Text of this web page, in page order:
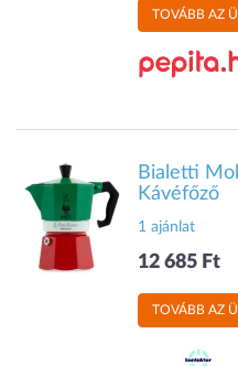
TOVÁBB AZ
Bialetti
Kávéfőző
1 ajánlat
12 685 Ft
TOVÁBB AZ